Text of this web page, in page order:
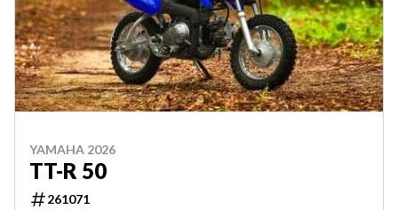
YAMAHA 2026
TT-R 50
261071